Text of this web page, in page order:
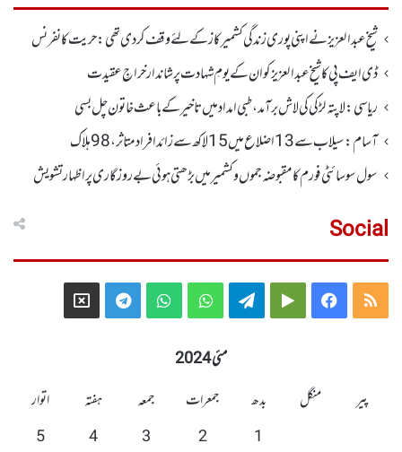
شیخ عبدالعزیز نے اپنی پوری زندگی کشمیر کاز کے لئے وقف کردی تھی: حریت کانفرنس
ڈی ایف پی کا شیخ عبدالعزیزکوان کے یومِ شہادت پر شاندار خراجِ عقیدت
ریاسی: لاپتہ لڑکی کی لاش برآمد، طبی امداد میں تاخیرکے باعث خاتون چل بسی
آسام: سیلاب سے 13اضلاع میں 15لاکھ سے زائد افراد متاثر ، 98ہلاک
سول سوسائٹی فورم کا مقبوضہ جموں وکشمیر میں بڑھتی ہوئی بے روزگاری پر اظہارتشویش
Social
RSS
Facebook
Google
Telegram
WhatsApp
WhatsApp
Telegram
X
مئی 2024
پیر
منگل بدھ جمعرات جمعہ ہفتہ
اتوار
1
2
3
4
5